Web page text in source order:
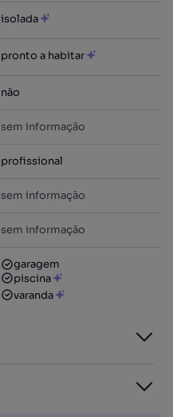
isolada
pronto a habitar
não
sem informação
profissional
sem informação
sem informação
garagem
piscina
varanda